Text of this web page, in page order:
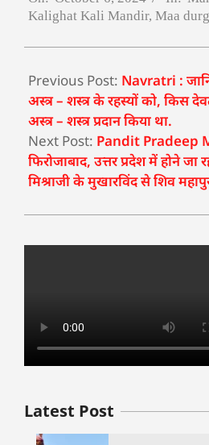
Kalighat Kali Mandir, Maa
Previous Post: Navratri :
अस्त्र – शस्त्र के रहस्यों को, किस
अस्त्र – शस्त्र प्रदान किया था.
Next Post: Pandit Pradeep
फिरोजाबाद, उत्तर प्रदेश में होने जा
मिश्राजी के मुखारविंद से शिव
Latest Post